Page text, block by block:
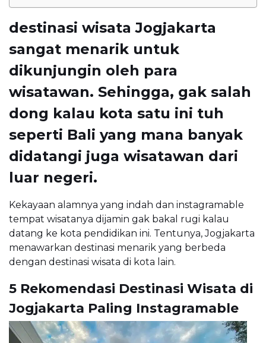
destinasi wisata Jogjakarta
sangat menarik untuk
dikunjungin oleh para
wisatawan. Sehingga, gak salah
dong kalau kota satu ini tuh
seperti Bali yang mana banyak
didatangi juga wisatawan dari
luar negeri.
Kekayaan alamnya yang indah dan instagramable
tempat wisatanya dijamin gak bakal rugi kalau
datang ke kota pendidikan ini. Tentunya, Jogjakarta
menawarkan destinasi menarik yang berbeda
dengan destinasi wisata di kota lain.
5 Rekomendasi Destinasi Wisata di
Jogjakarta Paling Instagramable